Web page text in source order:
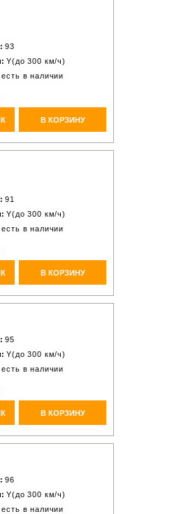
93
Y(до 300 км/ч)
есть в наличии
В КОРЗИНУ
91
Y(до 300 км/ч)
есть в наличии
В КОРЗИНУ
95
Y(до 300 км/ч)
есть в наличии
В КОРЗИНУ
96
Y(до 300 км/ч)
есть в наличии